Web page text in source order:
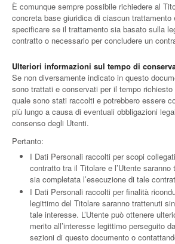
È comunque sempre possibile richiedere al
concreta base giuridica di ciascun trattamento
specificare se il trattamento sia basato sulla
contratto o necessario per concludere un
Ulteriori informazioni sul tempo di
Se non diversamente indicato in questo
sono trattati e conservati per il tempo
quale sono stati raccolti e potrebbero essere
più lungo a causa di eventuali obbligazioni
consenso degli Utenti.
Pertanto:
I Dati Personali raccolti per scopi
contratto tra il Titolare e l’Utente
sia completata l’esecuzione di tale
I Dati Personali raccolti per finalità
legittimo del Titolare saranno trattenuti
tale interesse. L’Utente può ottenere
merito all’interesse legittimo perseguito
sezioni di questo documento o